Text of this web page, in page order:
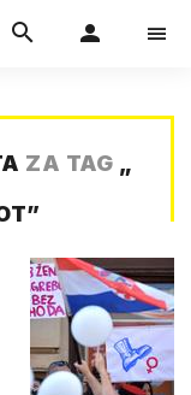
ZA TAG „
”